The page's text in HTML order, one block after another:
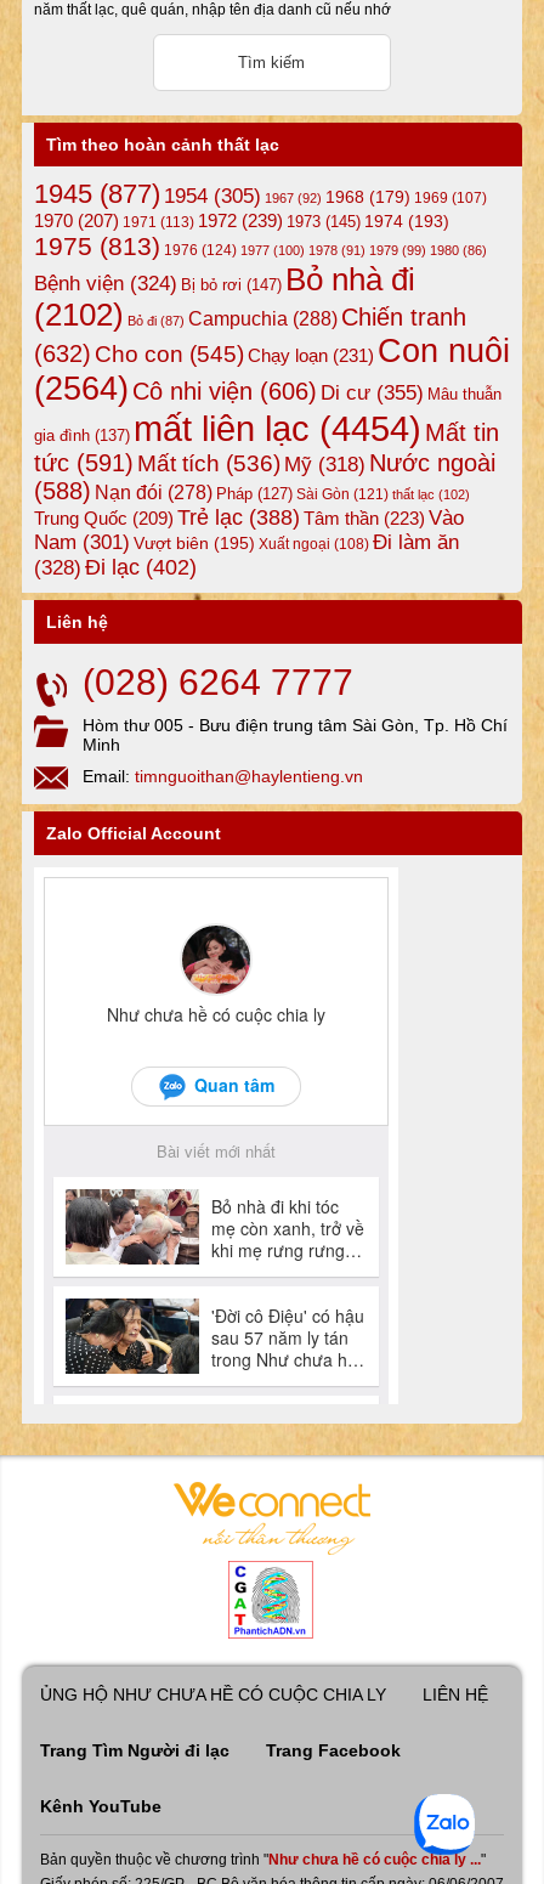
năm thất lạc, quê quán, nhập tên địa danh cũ nếu nhớ
Tìm theo hoàn cảnh thất lạc
1945(877) 1954(305) 1967(92) 1968(179) 1969 (107)
1970(207) 1971 (113) 1972(239) 1973(145) 1974(193)
1975 (813) 1976 (124) 1977(100) 1978(91) 1979(99) 1980(86)
Bệnh viện(324) Bị bỏ rơi (147) Bỏ nhà đi
(2102) Bỏ đi(87) Campuchia (288) Chiến tranh
(632) Cho con (545)Chạy loạn(231) Con nuôi
(2564) Cô nhi viện (606) Di cư(355) Mâu thuẫn
gia đình(137) mất liên lạc (4454) Mất tin
tức(591) Mất tích (536) Mỹ(318) Nước ngoài
(588) Nạn đói (278) Pháp(127) Sài Gòn (121) thất lạc (102)
Trung Quốc (209) Trẻ lạc(388) Tâm thần(223) Vào
Nam (301) Vượt biên (195) Xuất ngoại (108) Đi làm ăn
(328) Đi lạc(402)
Liên hệ
(028) 6264 7777
Hòm thư 005 - Bưu điện trung tâm Sài Gòn, Tp. Hồ Chí
Minh
Email: timnguoithan@haylentieng.vn
Zalo Official Account
ỦNG HỘ NHƯ CHƯA HỀ CÓ CUỘC CHIA LY LIÊN HỆ
Trang Tìm Người đi lạc Trang Facebook
Kênh YouTube
Bản quyền thuộc về chương trình "Như chưa hề có cuộc chia ly ..."